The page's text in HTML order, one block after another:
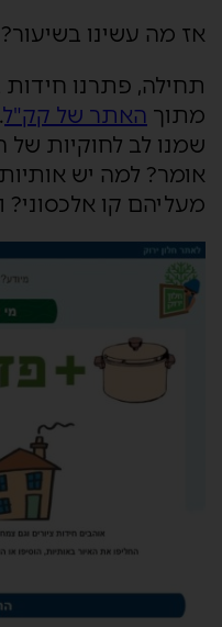
אז מה עשינו בשיעור?
תחילה, פתרנו
מתוך האתר של קק"ל
שמנו לב לחוקיות של
אומר? למה יש
מעליהם קו אלכסוני?